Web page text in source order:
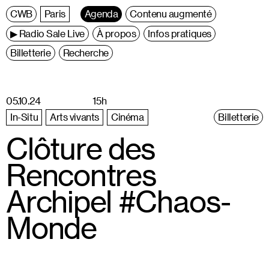
Centre
Wallonie
Bruxelles
Paris Agenda
Contenu augmenté
▶ Radio Sale Live
À propos
Infos pratiques
Billetterie
Recherche
05.10.24
15h
In-Situ
Arts vivants Cinéma Billetterie
Clôture des
Rencontres
Archipel #Chaos-
Monde